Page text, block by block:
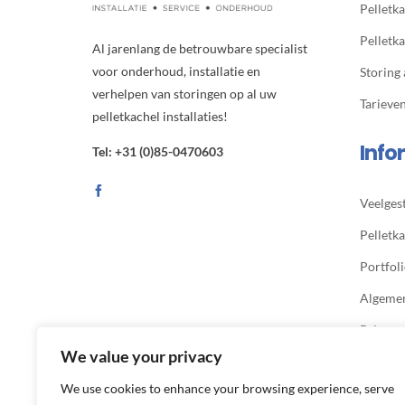
We value your privacy
We use cookies to enhance your browsing experience, serve
Al jarenlang de betrouwbare specialist
voor onderhoud, installatie en
verhelpen van storingen op al uw
pelletkachel installaties!
Tel: +31 (0)85-0470603
Storing